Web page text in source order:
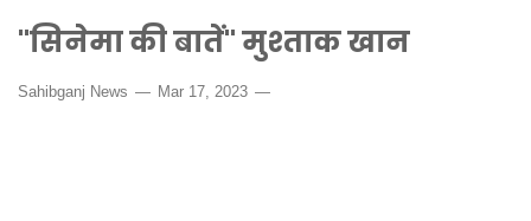
"सिनेमा की बातें" मुश्ताक खान
Sahibganj News Mar 17, 2023